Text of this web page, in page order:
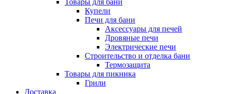
Товары для бани
Купели
Печи для бани
Аксессуары для печей
Дровяные печи
Электрические печи
Строительство и отделка бани
Термозащита
Товары для пикника
Грили
Доставка